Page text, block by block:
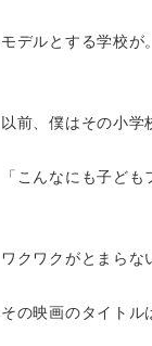
モデルとする学校が。
以前、僕はその小学
「こんなにも子ど
ワクワクがとまらな
その映画のタイトル